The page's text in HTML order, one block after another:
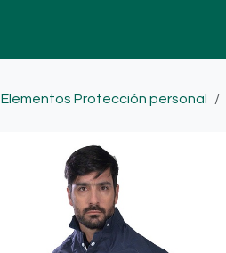
Elementos Protección personal